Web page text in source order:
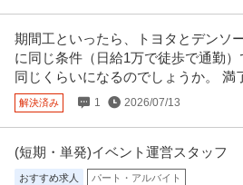
期間工といったら、トヨタとデンソ
に同じ条件（日給1万で徒歩で通勤）
同じくらいになるのでしょうか。 満
解決済み 1 2026/07/13
(短期・単発)イベント運営スタッフ
おすすめ求人 パート・アルバイト